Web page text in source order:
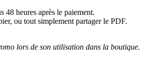
48 heures après le paiement.
ou tout simplement partager le PDF.
lors de son utilisation dans la boutique.